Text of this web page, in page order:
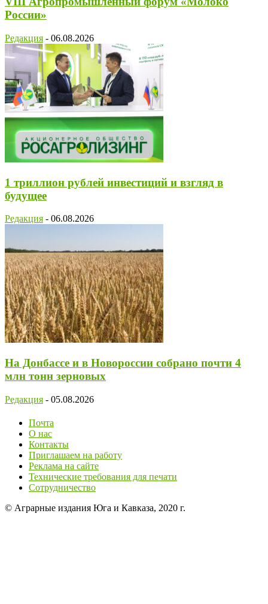
России»
Редакция - 06.08.2026
1 триллион рублей инвестиций и взгляд в
будущее
Редакция - 06.08.2026
На Донбассе и в Новороссии собрано почти 4
млн тонн зерновых
Редакция - 05.08.2026
Почта
О нас
Контакты
Приглашаем на работу
Реклама на сайте
Технические требования для печати
Сотрудничество
© Аграрные издания Юга и Кавказа, 2020 г.